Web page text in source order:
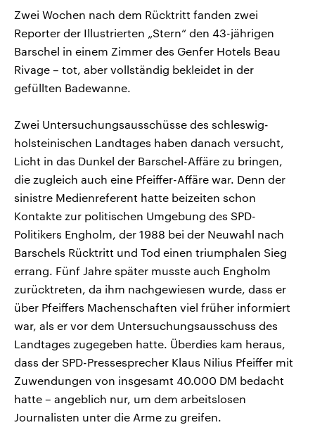
Zwei Wochen nach dem Rücktritt fanden zwei
Reporter der Illustrierten „Stern“ den 43-jährigen
Barschel in einem Zimmer des Genfer Hotels Beau
Rivage – tot, aber vollständig bekleidet in der
gefüllten Badewanne.
Zwei Untersuchungsausschüsse des schleswig-
holsteinischen Landtages haben danach versucht,
Licht in das Dunkel der Barschel-Affäre zu bringen,
die zugleich auch eine Pfeiffer-Affäre war. Denn der
sinistre Medienreferent hatte beizeiten schon
Kontakte zur politischen Umgebung des SPD-
Politikers Engholm, der 1988 bei der Neuwahl nach
Barschels Rücktritt und Tod einen triumphalen Sieg
errang. Fünf Jahre später musste auch Engholm
zurücktreten, da ihm nachgewiesen wurde, dass er
über Pfeiffers Machenschaften viel früher informiert
war, als er vor dem Untersuchungsausschuss des
Landtages zugegeben hatte. Überdies kam heraus,
dass der SPD-Pressesprecher Klaus Nilius Pfeiffer mit
Zuwendungen von insgesamt 40.000 DM bedacht
hatte – angeblich nur, um dem arbeitslosen
Journalisten unter die Arme zu greifen.